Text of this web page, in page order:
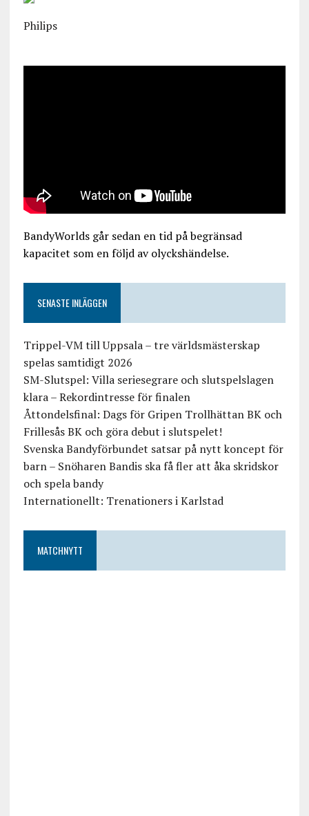
Philips
BandyWorlds går sedan en tid på begränsad
kapacitet som en följd av olyckshändelse.
SENASTE INLÄGGEN
Trippel-VM till Uppsala – tre världsmästerskap
spelas samtidigt 2026
SM-Slutspel: Villa seriesegrare och slutspelslagen
klara – Rekordintresse för finalen
Åttondelsfinal: Dags för Gripen Trollhättan BK och
Frillesås BK och göra debut i slutspelet!
Svenska Bandyförbundet satsar på nytt koncept för
barn – Snöharen Bandis ska få fler att åka skridskor
och spela bandy
Internationellt: Trenationers i Karlstad
MATCHNYTT